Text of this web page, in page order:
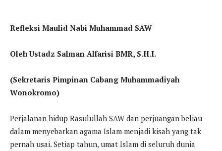
Refleksi Maulid Nabi Muhammad SAW
Oleh Ustadz Salman Alfarisi BMR, S.H.I.
(Sekretaris Pimpinan Cabang Muhammadiyah
Wonokromo)
Perjalanan hidup Rasulullah SAW dan perjuangan beliau
dalam menyebarkan agama Islam menjadi kisah yang tak
pernah usai. Setiap tahun, umat Islam di seluruh dunia